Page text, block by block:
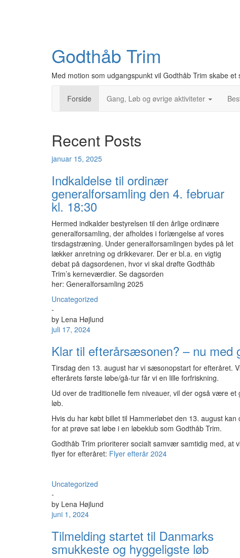
Godthåb Trim
Med motion som udgangspunkt vil Godthåb Trim skabe
Forside Gang, Løb og øvrige aktiviteter
Recent Posts
januar 15, 2025
Indkaldelse til ordinær
generalforsamling den 4. februar
kl. 18:30
Hermed indkalder bestyrelsen til den årlige ordinære
generalforsamling, der afholdes i forlængelse af vores
tirsdagstræning. Under generalforsamlingen bydes på let
lækker anretning og drikkevarer. Der er bl.a. en vigtig
debat på dagsordenen, hvor vi skal drøfte Godthåb
Trim’s kerneværdier. Se dagsorden
her: Generalforsamling 2025
Uncategorized
-
by Lena Højlund
juli 17, 2024
Klar til efterårsæsonen? – nu med
Tirsdag den 13. august har vi sæsonopstart for efteråret.
efterårets første løbe/gå-tur får vi en lille forfriskning.
Ud over de traditionelle fem niveauer, vil der også være
løb.
Hvis du har købt billet til Hammerløbet den 13. august
for at prøve sat løbe i en løbeklub som Godthåb Trim.
Godthåb Trim prioriterer socialt samvær samtidig med,
flyer for efteråret: Flyer efterår 2024
Uncategorized
-
by Lena Højlund
juni 1, 2024
Tilmelding startet til Danmarks
smukkeste og hyggeligste løb